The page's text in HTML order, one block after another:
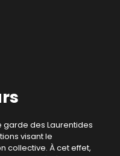
garde des Laurentides
visant le
collective. À cet effet,